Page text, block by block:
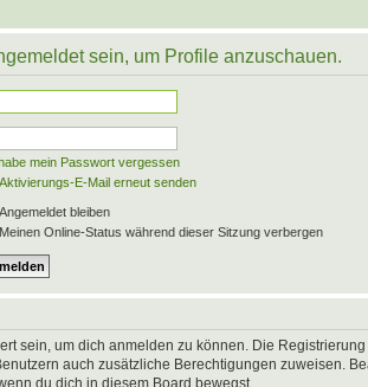
sein, um Profile anzuschauen.
mein Passwort vergessen
E-Mail erneut senden
Angemeldet bleiben
Meinen Online-Status während dieser Sitzung verbergen
sein, um dich anmelden zu können. Die
auch zusätzliche Berechtigungen zuweisen.